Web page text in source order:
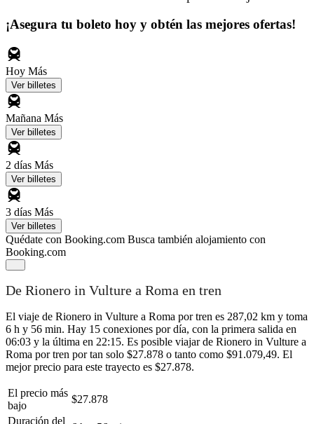
¡Asegura tu boleto hoy y obtén las mejores ofertas!
Hoy Más
Ver billetes
Mañana Más
Ver billetes
2 días Más
Ver billetes
3 días Más
Ver billetes
Quédate con Booking.com Busca también alojamiento con
Booking.com
De Rionero in Vulture a Roma en tren
El viaje de Rionero in Vulture a Roma por tren es 287,02 km y toma
6 h y 56 min. Hay 15 conexiones por día, con la primera salida en
06:03 y la última en 22:15. Es posible viajar de Rionero in Vulture a
Roma por tren por tan solo $27.878 o tanto como $91.079,49. El
mejor precio para este trayecto es $27.878.
El precio más
bajo
$27.878
Duración del